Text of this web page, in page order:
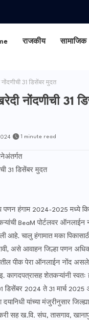
राजकीय सामाजिक
31 डिसेंबर मुदत
नोंदणीची 31
1 minute read
31 डिसेंबर मुदत
पणन हंगाम 2024-2025 मध्ये
BeaM पोर्टलवर
आहे. चालु हंगामात मका
असे आवाहन जिल्हा पणन
पीक पेरा ऑनलाईन नोंद
कागदपत्रासह शेतकऱ्यांनी
डिसेंबर 2024 ते 31 मार्च
दयानिधी यांच्या मंजुरीनुसार
ख.वि. संघ, तासगाव, खानापुर